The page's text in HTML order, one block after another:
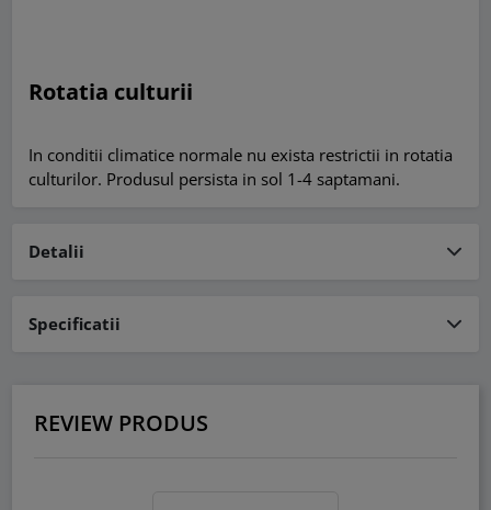
Rotatia culturii
In conditii climatice normale nu exista restrictii in rotatia
culturilor. Produsul persista in sol 1-4 saptamani.
Detalii
Specificatii
REVIEW PRODUS